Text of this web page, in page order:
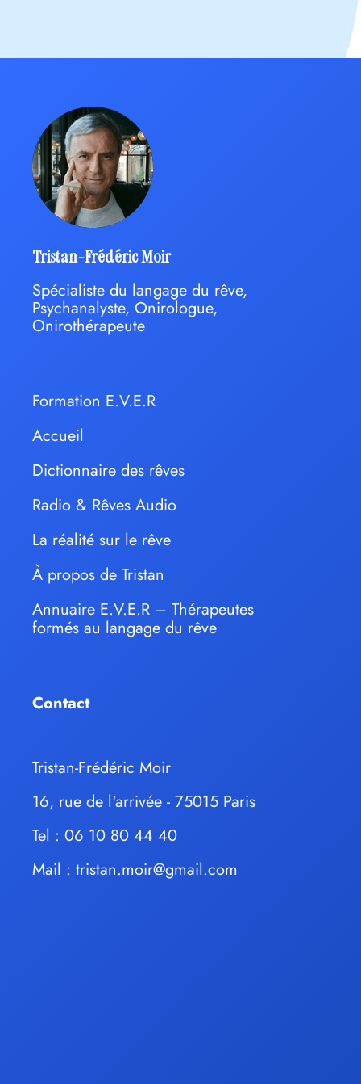
Tristan-Frédéric Moir
Spécialiste du langage du rêve,
Psychanalyste, Onirologue,
Onirothérapeute
Formation E.V.E.R
Accueil
Dictionnaire des rêves
Radio & Rêves Audio
La réalité sur le rêve
À propos de Tristan
Annuaire E.V.E.R – Thérapeutes
formés au langage du rêve
Contact
Tristan-Frédéric Moir
16, rue de l'arrivée - 75015 Paris
Tel : 06 10 80 44 40
Mail : tristan.moir@gmail.com